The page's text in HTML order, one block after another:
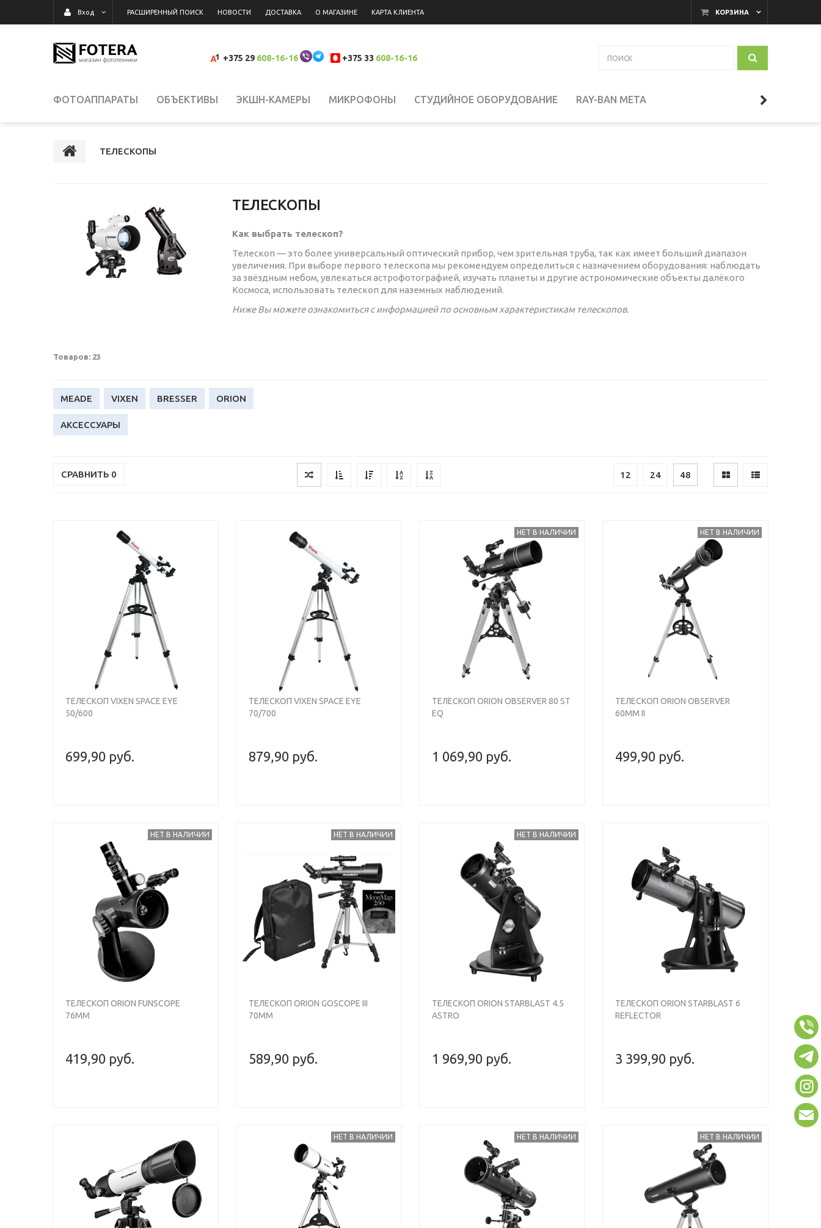
КОРЗИНА
Вход РАСШИРЕННЫЙ ПОИСК НОВОСТИ ДОСТАВКА О МАГАЗИНЕ КАРТА КЛИЕНТА
+375 29 608-16-16 +375 33 608-16-16
ФОТОАППАРАТЫ ОБЪЕКТИВЫ ЭКШН-КАМЕРЫ МИКРОФОНЫ СТУДИЙНОЕ ОБОРУДОВАНИЕ RAY-BAN META
ВИДЕОРЕГИСТРАТОРЫ ГРАФИЧЕСКИЕ ПЛАНШЕТЫ
СРЕДСТВА ДЛЯ ОЧИСТКИ ОПТИКИ РАСПРОДАЖА
ТЕЛЕСКОПЫ
ТЕЛЕСКОПЫ
Как выбрать телескоп?
Телескоп — это более универсальный оптический прибор, чем зрительная труба, так как имеет больший диапазон
увеличения. При выборе первого телескопа мы рекомендуем определиться с назначением оборудования: наблюдать
за звёздным небом, увлекаться астрофотографией, изучать планеты и другие астрономические объекты далёкого
Космоса, использовать телескоп для наземных наблюдений.
Ниже Вы можете ознакомиться с информацией по основным характеристикам телескопов.
Товаров: 23
MEADE VIXEN BRESSER ORION
АКСЕССУАРЫ
СРАВНИТЬ 0 12 24 48
ТЕЛЕСКОП VIXEN SPACE EYE
50/600
699,90 руб.
ТЕЛЕСКОП VIXEN SPACE EYE
70/700
879,90 руб.
НЕТ В НАЛИЧИИ
ТЕЛЕСКОП ORION OBSERVER 80 ST
EQ
1 069,90 руб.
НЕТ В НАЛИЧИИ
ТЕЛЕСКОП ORION OBSERVER
60MM II
499,90 руб.
Previous
НЕТ В НАЛИЧИИ
ТЕЛЕСКОП ORION FUNSCOPE
76MM
419,90 руб.
Previous
НЕТ В НАЛИЧИИ
ТЕЛЕСКОП ORION GOSCOPE III
70MM
589,90 руб.
НЕТ В НАЛИЧИИ
ТЕЛЕСКОП ORION STARBLAST 4.5
ASTRO
1 969,90 руб.
ТЕЛЕСКОП ORION STARBLAST 6
REFLECTOR
3 399,90 руб.
Previous
НЕТ В НАЛИЧИИ НЕТ В НАЛИЧИИ НЕТ В НАЛИЧИИ